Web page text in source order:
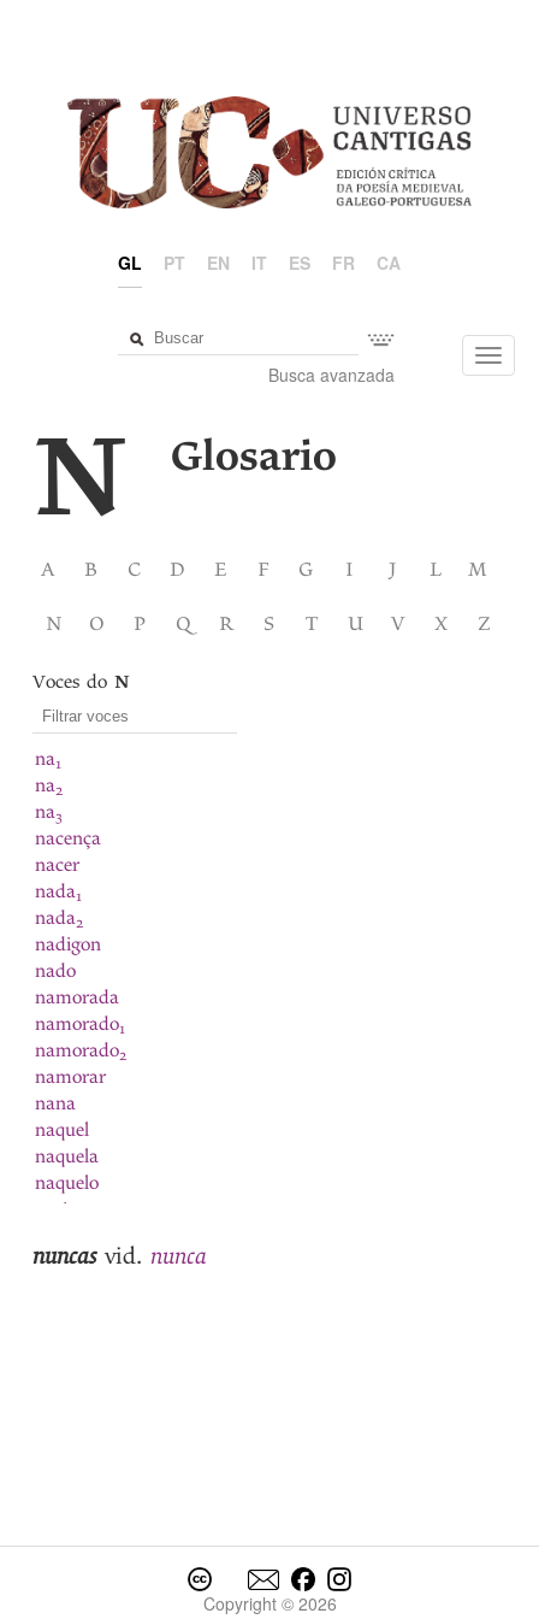
GL PT EN IT ES FR CA
Busca avanzada
N Glosario
A B C D E F G I J L M
N O P Q R S T U V X Z
Voces doN
na1
na2
na3
nacença
nacer
nada1
nada2
nadigon
nado
namorada
namorado1
namorado2
namorar
nana
naquel
naquela
naquelo
narizes
Natal
neciidade
nuncasvid. nunca
Copyright © 2026